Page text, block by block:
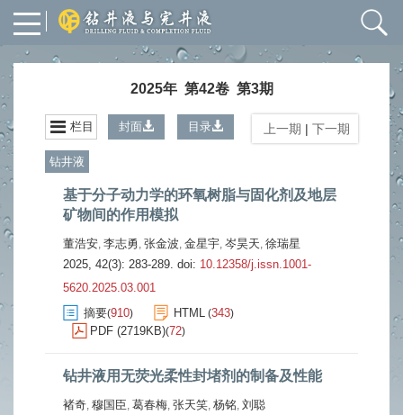
2025年 第42卷 第3期
栏目 封面 目录 上一期 | 下一期
钻井液
基于分子动力学的环氧树脂与固化剂及地层
矿物间的作用模拟
董浩安, 李志勇, 张金波, 金星宇, 岑昊天, 徐瑞星
2025, 42(3): 283-289. doi: 10.12358/j.issn.1001-
5620.2025.03.001
摘要(910) HTML (343)
PDF (2719KB)(72)
钻井液用无荧光柔性封堵剂的制备及性能
褚奇, 穆国臣, 葛春梅, 张天笑, 杨铭, 刘聪